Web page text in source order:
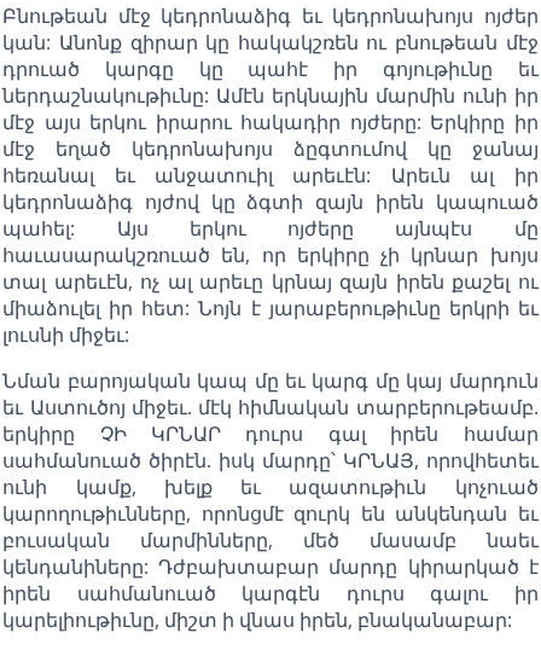
Բնութեան մէջ կեդրոնաձիգ եւ կեդրոնախոյս ոյժեր
կան: Անոնք զիրար կը հակակշռեն ու բնութեան մէջ
դրուած կարգը կը պահէ իր գոյութիւնը եւ
ներդաշնակութիւնը: Ամէն երկնային մարմին ունի իր
մէջ այս երկու իրարու հակադիր ոյժերը: Երկիրը իր
մէջ եղած կեդրոնախոյս ձըգտումով կը ջանայ
հեռանալ եւ անջատուիլ արեւէն: Արեւն ալ իր
կեդրոնաձիգ ոյժով կը ձգտի զայն իրեն կապուած
պահել: Այս երկու ոյժերը այնպէս մը
հաւասարակշռուած են, որ երկիրը չի կրնար խոյս
տալ արեւէն, ոչ ալ արեւը կրնայ զայն իրեն քաշել ու
միաձուլել իր հետ: Նոյն է յարաբերութիւնը երկրի եւ
լուսնի միջեւ:
Նման բարոյական կապ մը եւ կարգ մը կայ մարդուն
եւ Աստուծոյ միջեւ. մէկ հիմնական տարբերութեամբ.
երկիրը ՉԻ ԿՐՆԱՐ դուրս գալ իրեն համար
սահմանուած ծիրէն. իսկ մարդը՝ ԿՐՆԱՅ, որովհետեւ
ունի կամք, խելք եւ ազատութիւն կոչուած
կարողութիւնները, որոնցմէ զուրկ են անկենդան եւ
բուսական մարմինները, մեծ մասամբ նաեւ
կենդանիները: Դժբախտաբար մարդը կիրարկած է
իրեն սահմանուած կարգէն դուրս գալու իր
կարելիութիւնը, միշտ ի վնաս իրեն, բնականաբար: